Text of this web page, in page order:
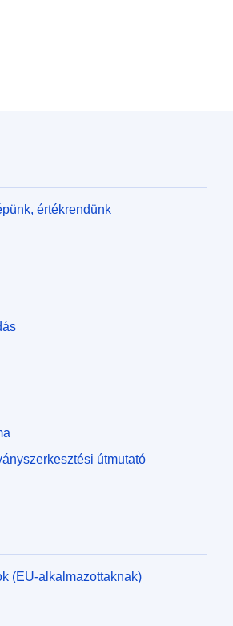
értékrendünk
útmutató
(EU-alkalmazottaknak)